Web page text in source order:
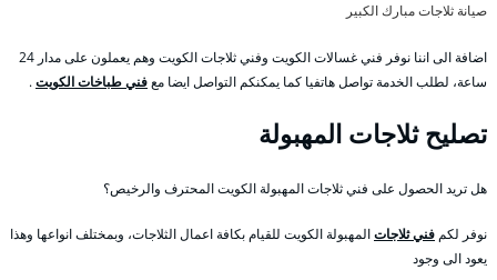
صيانة ثلاجات مبارك الكبير
اضافة الى اننا نوفر فني غسالات الكويت وفني ثلاجات الكويت وهم يعملون على مدار 24
ساعة، لطلب الخدمة تواصل هاتفيا كما يمكنكم التواصل ايضا معفني طباخات الكويت.
تصليح ثلاجات المهبولة
هل تريد الحصول على فني ثلاجات المهبولة الكويت المحترف والرخيص؟
نوفر لكم فني ثلاجاتالمهبولة الكويت للقيام بكافة اعمال الثلاجات، وبمختلف انواعها وهذا
يعود الى وجود